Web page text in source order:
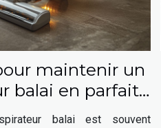
maintenir un
balai en parfait
état
balai est souvent